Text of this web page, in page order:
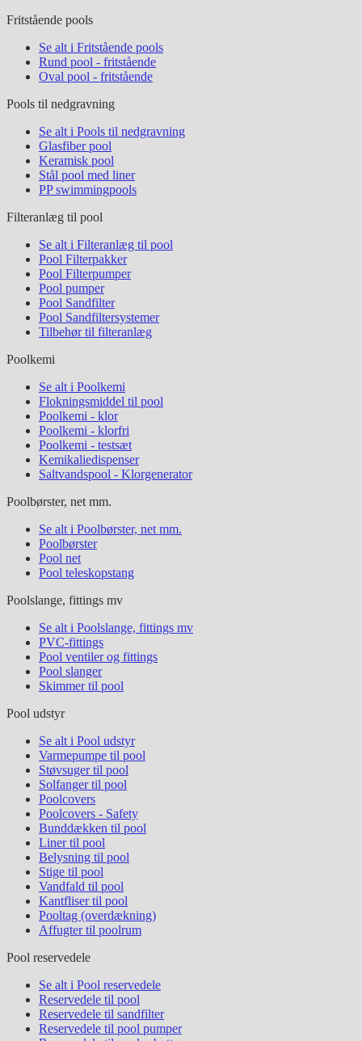
Fritstående pools
Se alt i Fritstående pools
Rund pool - fritstående
Oval pool - fritstående
Pools til nedgravning
Se alt i Pools til nedgravning
Glasfiber pool
Keramisk pool
Stål pool med liner
PP swimmingpools
Filteranlæg til pool
Se alt i Filteranlæg til pool
Pool Filterpakker
Pool Filterpumper
Pool pumper
Pool Sandfilter
Pool Sandfiltersystemer
Tilbehør til filteranlæg
Poolkemi
Se alt i Poolkemi
Flokningsmiddel til pool
Poolkemi - klor
Poolkemi - klorfri
Poolkemi - testsæt
Kemikaliedispenser
Saltvandspool - Klorgenerator
Poolbørster, net mm.
Se alt i Poolbørster, net mm.
Poolbørster
Pool net
Pool teleskopstang
Poolslange, fittings mv
Se alt i Poolslange, fittings mv
PVC-fittings
Pool ventiler og fittings
Pool slanger
Skimmer til pool
Pool udstyr
Se alt i Pool udstyr
Varmepumpe til pool
Støvsuger til pool
Solfanger til pool
Poolcovers
Poolcovers - Safety
Bunddækken til pool
Liner til pool
Belysning til pool
Stige til pool
Vandfald til pool
Kantfliser til pool
Pooltag (overdækning)
Affugter til poolrum
Pool reservedele
Se alt i Pool reservedele
Reservedele til pool
Reservedele til sandfilter
Reservedele til pool pumper